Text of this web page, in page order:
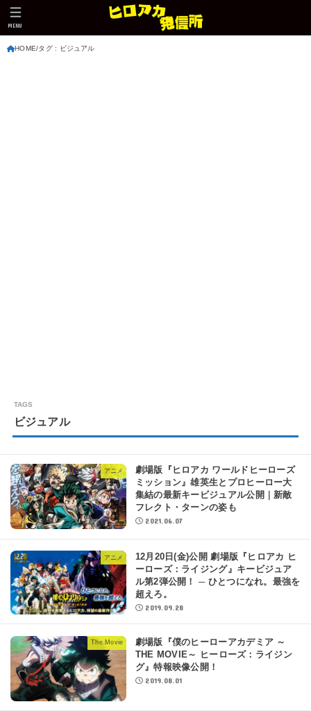
MENU
HOME タグ : ビジュアル
ビジュアル
アニメ
劇場版『ヒロアカ ワールドヒーローズ
ミッション』雄英生とプロヒーロー大
集結の最新キービジュアル公開｜新敵
フレクト・ターンの姿も
2021.06.07
アニメ
12月20日(金)公開 劇場版『ヒロアカ ヒ
ーローズ：ライジング』キービジュア
ル第2弾公開！ ─ ひとつになれ。最強を
超えろ。
2019.09.28
The Movie
劇場版『僕のヒーローアカデミア ～
THE MOVIE～ ヒーローズ：ライジン
グ』特報映像公開！
2019.08.01